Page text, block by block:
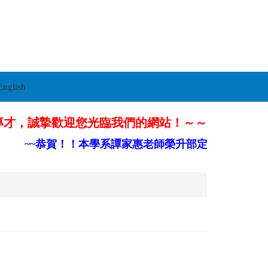
，誠摯歡迎您光臨我們的網站！～～
~~恭賀！！本學系譚家惠老師榮升部定副教授~~